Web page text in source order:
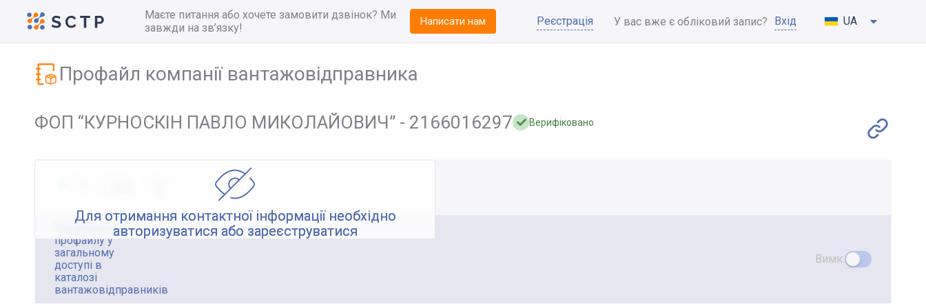
Маєте питання або хочете замовити дзвінок? Ми
завжди на зв’язку!
Написати нам Реєстрація У вас вже є обліковий запис? Вхід UA
Профайл компанії вантажовідправника
ФОП “КУРНОСКІН ПАВЛО МИКОЛАЙОВИЧ” - 2166016297 Верифіковано
Для отримання контактної інформації необхідно
авторизуватися або зареєструватися
Відображення
профайлу у
загальному
доступі в
каталозі
вантажовідправників
Вимк.